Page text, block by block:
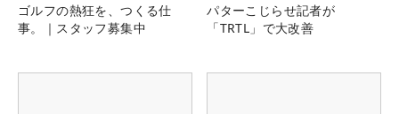
ゴルフの熱狂を、つくる仕
事。｜スタッフ募集中
パターこじらせ記者が
「TRTL」で大改善